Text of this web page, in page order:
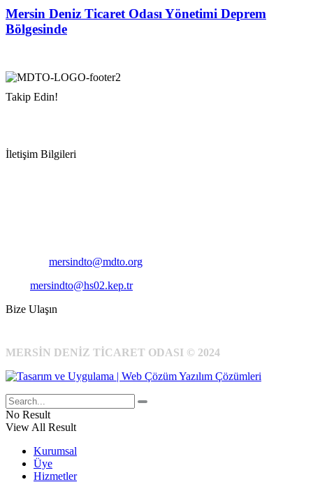
Mersin Deniz Ticaret Odası Yönetimi Deprem
Bölgesinde
Takip Edin!
İletişim Bilgileri
mersindto@mdto.org
mersindto@hs02.kep.tr
Bize Ulaşın
MERSİN DENİZ TİCARET ODASI © 2024
No Result
View All Result
Kurumsal
Üye
Hizmetler